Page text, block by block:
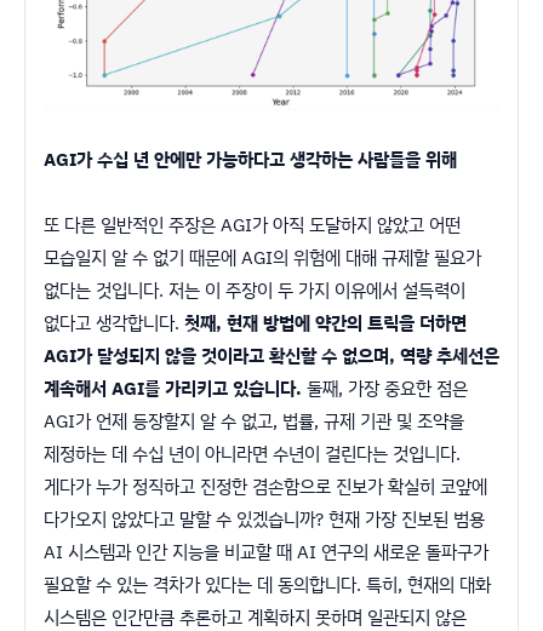
AGI가 수십 년 안에만 가능하다고 생각하는 사람들을 위해
또 다른 일반적인 주장은 AGI가 아직 도달하지 않았고 어떤
모습일지 알 수 없기 때문에 AGI의 위험에 대해 규제할 필요가
없다는 것입니다. 저는 이 주장이 두 가지 이유에서 설득력이
없다고 생각합니다. 첫째, 현재 방법에 약간의 트릭을 더하면
AGI가 달성되지 않을 것이라고 확신할 수 없으며, 역량 추세선은
계속해서 AGI를 가리키고 있습니다. 둘째, 가장 중요한 점은
AGI가 언제 등장할지 알 수 없고, 법률, 규제 기관 및 조약을
제정하는 데 수십 년이 아니라면 수년이 걸린다는 것입니다.
게다가 누가 정직하고 진정한 겸손함으로 진보가 확실히 코앞에
다가오지 않았다고 말할 수 있겠습니까? 현재 가장 진보된 범용
AI 시스템과 인간 지능을 비교할 때 AI 연구의 새로운 돌파구가
필요할 수 있는 격차가 있다는 데 동의합니다. 특히, 현재의 대화
시스템은 인간만큼 추론하고 계획하지 못하며 일관되지 않은